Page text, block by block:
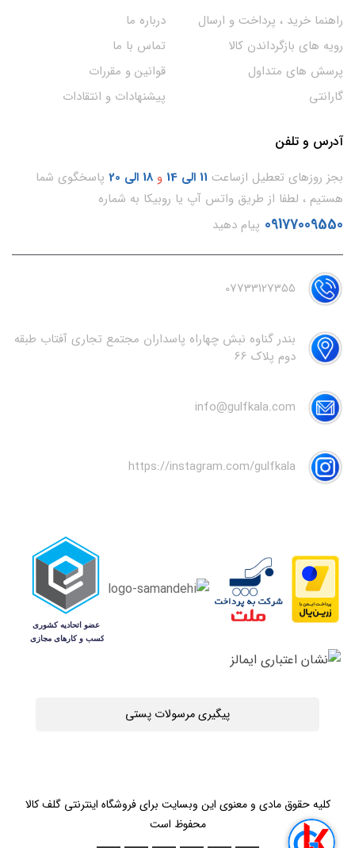
راهنما خرید ، پرداخت و ارسال
رویه های بازگرداندن کالا
پرسش های متداول
گارانتی
درباره ما
تماس با ما
قوانین و مقررات
پیشنهادات و انتقادات
آدرس و تلفن
بجز روزهای تعطیل ازساعت 11 الی 14 و 18 الی 20
پاسخگوی شما
هستیم ، لطفا از طریق واتس آپ یا روبیکا به شماره
09177009550 پیام دهید
07733127355
بندر گناوه نبش چهاراه پاسداران مجتمع تجاری آفتاب طبقه
دوم پلاک 66
info@gulfkala.com
https://instagram.com/gulfkala
پیگیری مرسولات پستی
کلیه حقوق مادی و معنوی این وبسایت برای فروشگاه اینترنتی گلف کالا
محفوظ است